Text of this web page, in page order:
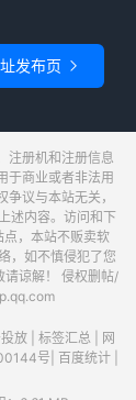
发布页 
注册机和注册信息
于商业或者非法用
议与本站无关，
述内容。访问和下
，本站不贩卖软
，如不慎侵犯了您
请谅解！ 侵权删帖/
放| 标签汇总|
网
号 百度统计|